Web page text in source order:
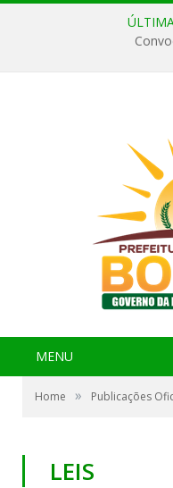
MENU
Home » Publicações
LEIS